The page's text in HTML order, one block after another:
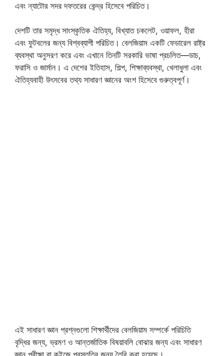
এবং ন্যাটোর সদর দফতরের কেন্দ্র হিসেবে পরিচিত।
দেশটি তার সমৃদ্ধ সাংস্কৃতিক ঐতিহ্য, বিখ্যাত চকলেট, ওয়াফল, হীরা
এবং ফুটবলের জন্য বিশ্বব্যাপী পরিচিত। বেলজিয়াম একটি ফেডারেল রাষ্ট্র
ব্যবস্থা অনুসরণ করে এবং এখানে তিনটি সরকারি ভাষা প্রচলিত—ডাচ,
ফরাসি ও জার্মান। এ দেশের ইতিহাস, শিল্প, শিক্ষাব্যবস্থা, খেলাধুলা এবং
ঐতিহ্যবাহী উৎসবের তথ্য সাধারণ জ্ঞানের অংশ হিসেবে গুরুত্বপূর্ণ।
এই সাধারণ জ্ঞান প্রশ্নগুলো শিক্ষার্থীদের বেলজিয়াম সম্পর্কে পরিচিতি
বৃদ্ধির জন্য, ভ্রমণ ও আন্তর্জাতিক বিষয়াবলি বোঝার জন্য এবং সাধারণ